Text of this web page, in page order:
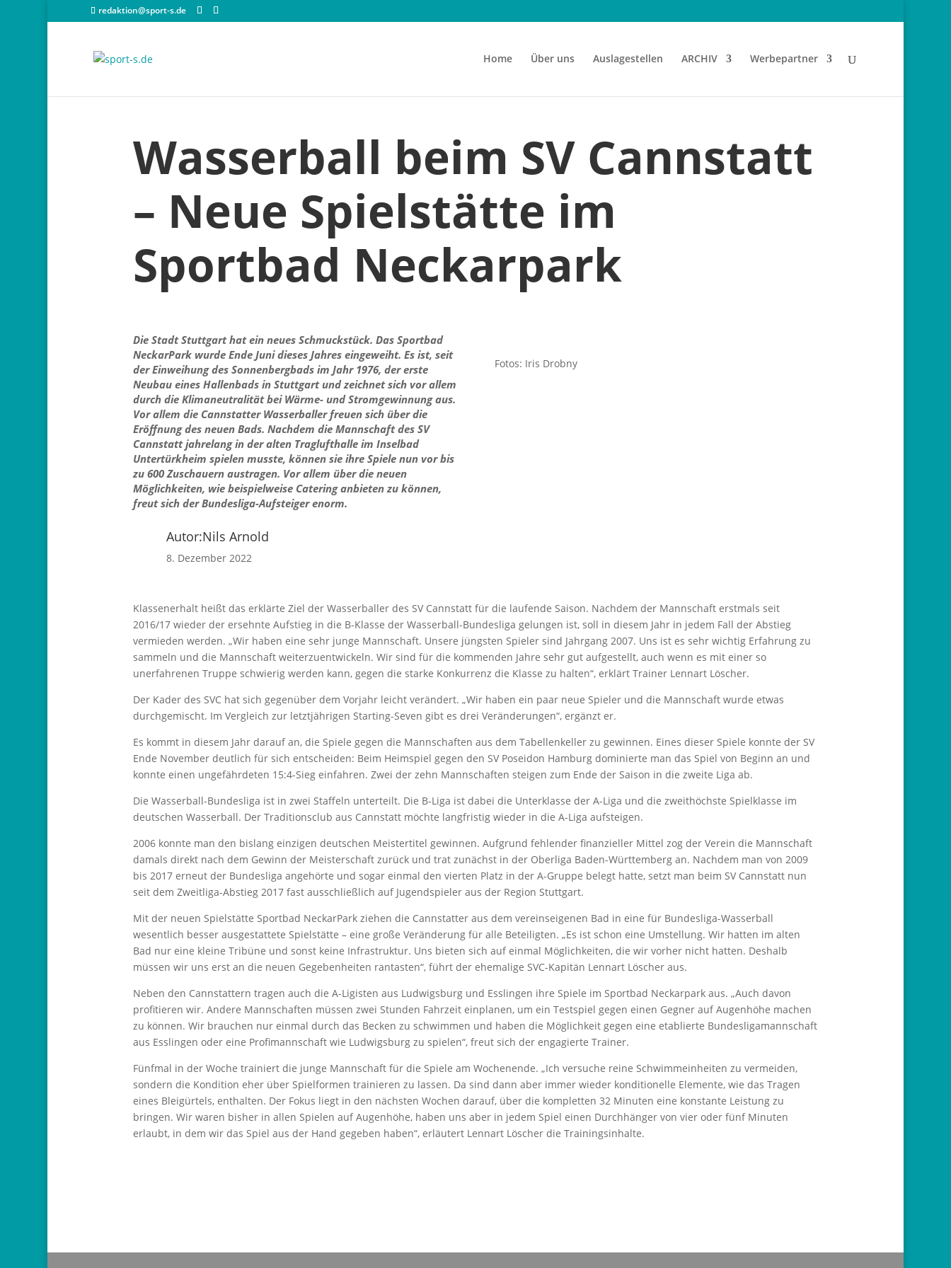
redaktion@sport-s.de
Home Über uns Auslagestellen ARCHIV Werbepartner
Wasserball beim SV Cannstatt
– Neue Spielstätte im
Sportbad Neckarpark
Die Stadt Stuttgart hat ein neues Schmuckstück. Das Sportbad
NeckarPark wurde Ende Juni dieses Jahres eingeweiht. Es ist, seit
der Einweihung des Sonnenbergbads im Jahr 1976, der erste
Neubau eines Hallenbads in Stuttgart und zeichnet sich vor allem
durch die Klimaneutralität bei Wärme- und Stromgewinnung aus.
Vor allem die Cannstatter Wasserballer freuen sich über die
Eröffnung des neuen Bads. Nachdem die Mannschaft des SV
Cannstatt jahrelang in der alten Traglufthalle im Inselbad
Untertürkheim spielen musste, können sie ihre Spiele nun vor bis
zu 600 Zuschauern austragen. Vor allem über die neuen
Möglichkeiten, wie beispielweise Catering anbieten zu können,
freut sich der Bundesliga-Aufsteiger enorm.
Autor:Nils Arnold
8. Dezember 2022
Fotos: Iris Drobny
Klassenerhalt heißt das erklärte Ziel der Wasserballer des SV Cannstatt für die laufende Saison. Nachdem der Mannschaft erstmals seit
2016/17 wieder der ersehnte Aufstieg in die B-Klasse der Wasserball-Bundesliga gelungen ist, soll in diesem Jahr in jedem Fall der Abstieg
vermieden werden. „Wir haben eine sehr junge Mannschaft. Unsere jüngsten Spieler sind Jahrgang 2007. Uns ist es sehr wichtig Erfahrung zu
sammeln und die Mannschaft weiterzuentwickeln. Wir sind für die kommenden Jahre sehr gut aufgestellt, auch wenn es mit einer so
unerfahrenen Truppe schwierig werden kann, gegen die starke Konkurrenz die Klasse zu halten“, erklärt Trainer Lennart Löscher.
Der Kader des SVC hat sich gegenüber dem Vorjahr leicht verändert. „Wir haben ein paar neue Spieler und die Mannschaft wurde etwas
durchgemischt. Im Vergleich zur letztjährigen Starting-Seven gibt es drei Veränderungen“, ergänzt er.
Es kommt in diesem Jahr darauf an, die Spiele gegen die Mannschaften aus dem Tabellenkeller zu gewinnen. Eines dieser Spiele konnte der SV
Ende November deutlich für sich entscheiden: Beim Heimspiel gegen den SV Poseidon Hamburg dominierte man das Spiel von Beginn an und
konnte einen ungefährdeten 15:4-Sieg einfahren. Zwei der zehn Mannschaften steigen zum Ende der Saison in die zweite Liga ab.
Die Wasserball-Bundesliga ist in zwei Staffeln unterteilt. Die B-Liga ist dabei die Unterklasse der A-Liga und die zweithöchste Spielklasse im
deutschen Wasserball. Der Traditionsclub aus Cannstatt möchte langfristig wieder in die A-Liga aufsteigen.
2006 konnte man den bislang einzigen deutschen Meistertitel gewinnen. Aufgrund fehlender finanzieller Mittel zog der Verein die Mannschaft
damals direkt nach dem Gewinn der Meisterschaft zurück und trat zunächst in der Oberliga Baden-Württemberg an. Nachdem man von 2009
bis 2017 erneut der Bundesliga angehörte und sogar einmal den vierten Platz in der A-Gruppe belegt hatte, setzt man beim SV Cannstatt nun
seit dem Zweitliga-Abstieg 2017 fast ausschließlich auf Jugendspieler aus der Region Stuttgart.
Mit der neuen Spielstätte Sportbad NeckarPark ziehen die Cannstatter aus dem vereinseigenen Bad in eine für Bundesliga-Wasserball
wesentlich besser ausgestattete Spielstätte – eine große Veränderung für alle Beteiligten. „Es ist schon eine Umstellung. Wir hatten im alten
Bad nur eine kleine Tribüne und sonst keine Infrastruktur. Uns bieten sich auf einmal Möglichkeiten, die wir vorher nicht hatten. Deshalb
müssen wir uns erst an die neuen Gegebenheiten rantasten“, führt der ehemalige SVC-Kapitän Lennart Löscher aus.
Neben den Cannstattern tragen auch die A-Ligisten aus Ludwigsburg und Esslingen ihre Spiele im Sportbad Neckarpark aus. „Auch davon
profitieren wir. Andere Mannschaften müssen zwei Stunden Fahrzeit einplanen, um ein Testspiel gegen einen Gegner auf Augenhöhe machen
zu können. Wir brauchen nur einmal durch das Becken zu schwimmen und haben die Möglichkeit gegen eine etablierte Bundesligamannschaft
aus Esslingen oder eine Profimannschaft wie Ludwigsburg zu spielen“, freut sich der engagierte Trainer.
Fünfmal in der Woche trainiert die junge Mannschaft für die Spiele am Wochenende. „Ich versuche reine Schwimmeinheiten zu vermeiden,
sondern die Kondition eher über Spielformen trainieren zu lassen. Da sind dann aber immer wieder konditionelle Elemente, wie das Tragen
eines Bleigürtels, enthalten. Der Fokus liegt in den nächsten Wochen darauf, über die kompletten 32 Minuten eine konstante Leistung zu
bringen. Wir waren bisher in allen Spielen auf Augenhöhe, haben uns aber in jedem Spiel einen Durchhänger von vier oder fünf Minuten
erlaubt, in dem wir das Spiel aus der Hand gegeben haben“, erläutert Lennart Löscher die Trainingsinhalte.